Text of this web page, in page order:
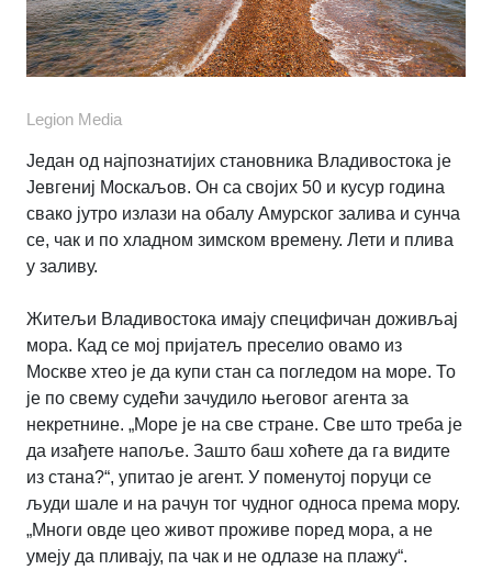
Legion Media
Један од најпознатијих становника Владивостока је
Јевгениј Москаљов. Он са својих 50 и кусур година
свако јутро излази на обалу Амурског залива и сунча
се, чак и по хладном зимском времену. Лети и плива
у заливу.
Житељи Владивостока имају специфичан доживљај
мора. Кад се мој пријатељ преселио овамо из
Москве хтео је да купи стан са погледом на море. То
је по свему судећи зачудило његовог агента за
некретнине. „Море је на све стране. Све што треба је
да изађете напоље. Зашто баш хоћете да га видите
из стана?“, упитао је агент. У поменутој поруци се
људи шале и на рачун тог чудног односа према мору.
„Многи овде цео живот проживе поред мора, а не
умеју да пливају, па чак и не одлазе на плажу“.